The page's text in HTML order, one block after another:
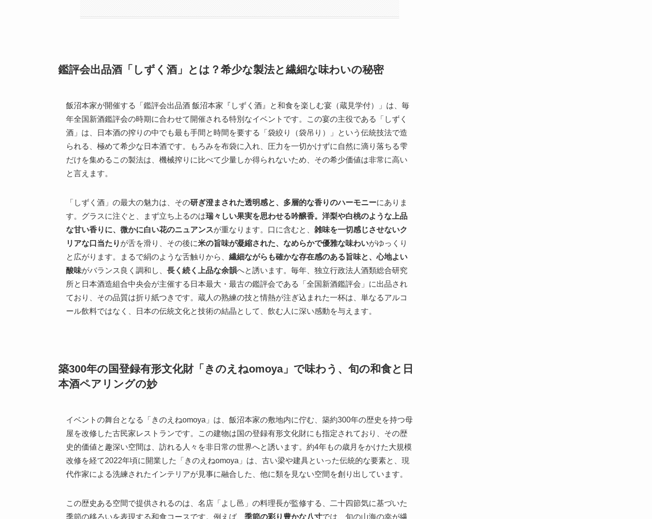
鑑評会出品酒「しずく酒」とは？希少な製法と繊細な味わいの秘密
飯沼本家が開催する「鑑評会出品酒 飯沼本家『しずく酒』と和食を楽しむ宴（蔵見学付）」は、毎
年全国新酒鑑評会の時期に合わせて開催される特別なイベントです。この宴の主役である「しずく
酒」は、日本酒の搾りの中でも最も手間と時間を要する「袋絞り（袋吊り）」という伝統技法で造
られる、極めて希少な日本酒です。もろみを布袋に入れ、圧力を一切かけずに自然に滴り落ちる雫
だけを集めるこの製法は、機械搾りに比べて少量しか得られないため、その希少価値は非常に高い
と言えます。
「しずく酒」の最大の魅力は、その研ぎ澄まされた透明感と、多層的な香りのハーモニーにありま
す。グラスに注ぐと、まず立ち上るのは瑞々しい果実を思わせる吟醸香。洋梨や白桃のような上品
な甘い香りに、微かに白い花のニュアンスが重なります。口に含むと、 雑味を一切感じさせないク
リアな口当たり が舌を滑り、その後に米の旨味が凝縮された、なめらかで優雅な味わいがゆっくり
と広がります。まるで絹のような舌触りから、 繊細ながらも確かな存在感のある旨味と、心地よい
酸味がバランス良く調和し、 長く続く上品な余韻へと誘います。毎年、独立行政法人酒類総合研究
所と日本酒造組合中央会が主催する日本最大・最古の鑑評会である「全国新酒鑑評会」に出品され
ており、その品質は折り紙つきです。蔵人の熟練の技と情熱が注ぎ込まれた一杯は、単なるアルコ
ール飲料ではなく、日本の伝統文化と技術の結晶として、飲む人に深い感動を与えます。
築300年の国登録有形文化財「きのえねomoya」で味わう、旬の和食と日
本酒ペアリングの妙
イベントの舞台となる「きのえねomoya」は、飯沼本家の敷地内に佇む、築約300年の歴史を持つ母
屋を改修した古民家レストランです。この建物は国の登録有形文化財にも指定されており、その歴
史的価値と趣深い空間は、訪れる人々を非日常の世界へと誘います。約4年もの歳月をかけた大規模
改修を経て2022年頃に開業した「きのえねomoya」は、古い梁や建具といった伝統的な要素と、現
代作家による洗練されたインテリアが見事に融合した、他に類を見ない空間を創り出しています。
この歴史ある空間で提供されるのは、名店「よし邑」の料理長が監修する、二十四節気に基づいた
季節の移ろいを表現する和食コースです。例えば、 季節の彩り豊かな八寸では、旬の山海の幸が繊